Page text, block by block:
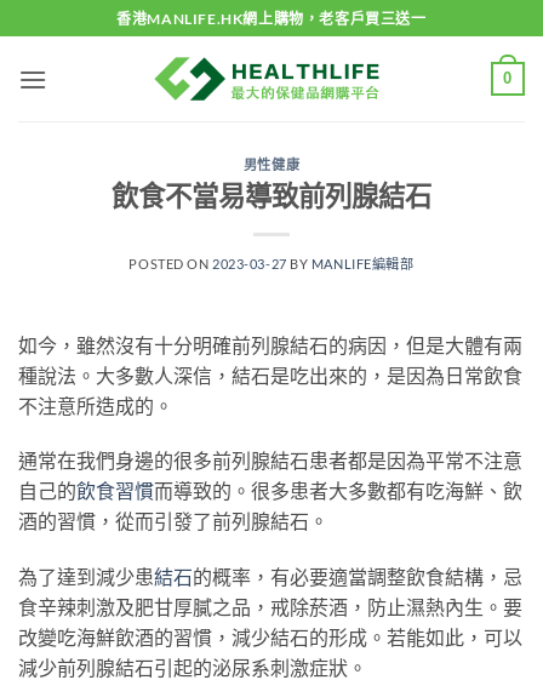
to
content
香港MANLIFE.HK網上購物，老客戶買三送一
0
男性健康
飲食不當易導致前列腺結石
POSTED ON 2023-03-27 BY MANLIFE編輯部
如今，雖然沒有十分明確前列腺結石的病因，但是大體有兩
種說法。大多數人深信，結石是吃出來的，是因為日常飲食
不注意所造成的。
通常在我們身邊的很多前列腺結石患者都是因為平常不注意
自己的飲食習慣而導致的。很多患者大多數都有吃海鮮、飲
酒的習慣，從而引發了前列腺結石。
為了達到減少患結石的概率，有必要適當調整飲食結構，忌
食辛辣刺激及肥甘厚膩之品，戒除菸酒，防止濕熱內生。要
改變吃海鮮飲酒的習慣，減少結石的形成。若能如此，可以
減少前列腺結石引起的泌尿系刺激症狀。